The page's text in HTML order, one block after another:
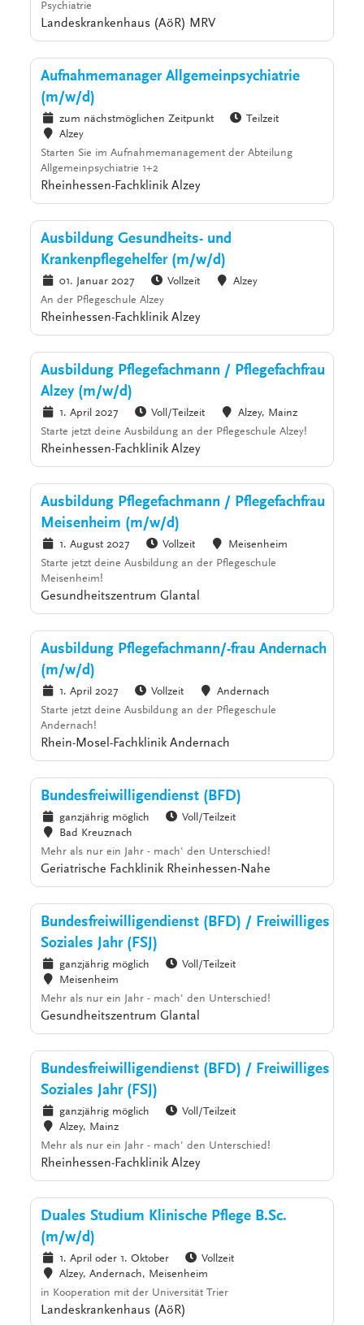
Psychiatrie
Landeskrankenhaus (AöR) MRV
Aufnahmemanager Allgemeinpsychiatrie
(m/w/d)
zum nächstmöglichen Zeitpunkt
Teilzeit
Alzey
Starten Sie im Aufnahmemanagement der Abteilung
Allgemeinpsychiatrie 1+2
Rheinhessen-Fachklinik Alzey
Ausbildung Gesundheits- und
Krankenpflegehelfer (m/w/d)
01. Januar 2027 Vollzeit
Alzey
An der Pflegeschule Alzey
Rheinhessen-Fachklinik Alzey
Ausbildung Pflegefachmann / Pflegefachfrau
Alzey (m/w/d)
1. April 2027 Voll/Teilzeit
Alzey, Mainz
Starte jetzt deine Ausbildung an der Pflegeschule Alzey!
Rheinhessen-Fachklinik Alzey
Ausbildung Pflegefachmann / Pflegefachfrau
Meisenheim (m/w/d)
1. August 2027 Vollzeit
Meisenheim
Starte jetzt deine Ausbildung an der Pflegeschule
Meisenheim!
Gesundheitszentrum Glantal
Ausbildung Pflegefachmann/-frau Andernach
(m/w/d)
1. April 2027 Vollzeit
Andernach
Starte jetzt deine Ausbildung an der Pflegeschule
Andernach!
Rhein-Mosel-Fachklinik Andernach
Bundesfreiwilligendienst (BFD)
ganzjährig möglich
Voll/Teilzeit
Bad Kreuznach
Mehr als nur ein Jahr - mach' den Unterschied!
Geriatrische Fachklinik Rheinhessen-Nahe
Bundesfreiwilligendienst (BFD) / Freiwilliges
Soziales Jahr (FSJ)
ganzjährig möglich
Voll/Teilzeit
Meisenheim
Mehr als nur ein Jahr - mach' den Unterschied!
Gesundheitszentrum Glantal
Bundesfreiwilligendienst (BFD) / Freiwilliges
Soziales Jahr (FSJ)
ganzjährig möglich
Voll/Teilzeit
Alzey, Mainz
Mehr als nur ein Jahr - mach' den Unterschied!
Rheinhessen-Fachklinik Alzey
Duales Studium Klinische Pflege B.Sc.
(m/w/d)
1. April oder 1. Oktober
Vollzeit
Alzey, Andernach, Meisenheim
in Kooperation mit der Universität Trier
Landeskrankenhaus (AöR)